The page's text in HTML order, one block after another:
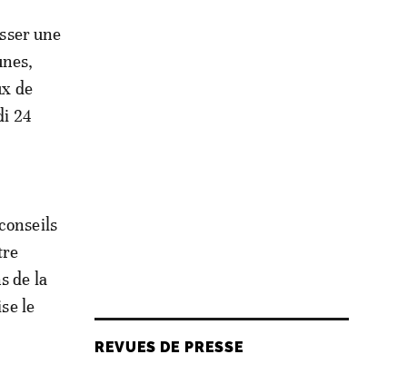
une
de
24
de la
le
REVUES DE PRESSE